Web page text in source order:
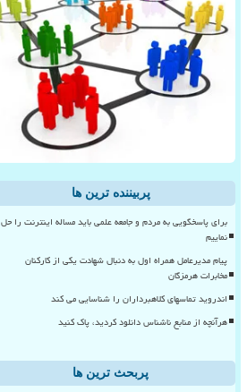
پربیننده ترین ها
برای پاسخگویی به مردم و جامعه علمی باید مساله اینترنت را حل
نماییم
پیام مدیرعامل همراه اول به دنبال شهادت یکی از کارکنان
مخابرات هرمزگان
اندروید تماسهای کلاهبرداران را شناسایی می کند
هرآنچه از منابع ناشناس دانلود کردید، پاک کنید
پربحث ترین ها